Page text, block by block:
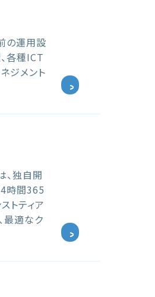
の運用設
各種ICT
ジメント
、独自開
時間365
トティア
最適なク